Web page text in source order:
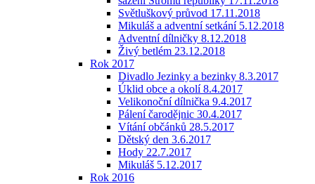
Světluškový průvod 17.11.2018
Mikuláš a adventní setkání 5.12.2018
Adventní dílničky 8.12.2018
Živý betlém 23.12.2018
Rok 2017
Divadlo Jezinky a bezinky 8.3.2017
Úklid obce a okolí 8.4.2017
Velikonoční dílnička 9.4.2017
Pálení čarodějnic 30.4.2017
Vítání občánků 28.5.2017
Dětský den 3.6.2017
Hody 22.7.2017
Mikuláš 5.12.2017
Rok 2016